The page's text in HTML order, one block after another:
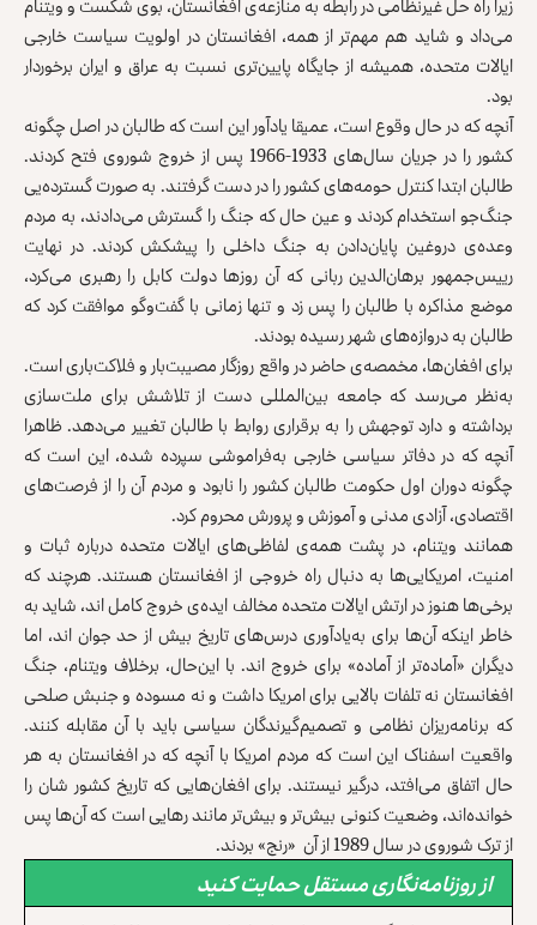
می‌داد و شاید هم مهم‌تر از همه، افغانستان در اولویت سیاست خارجی
ایالات متحده، همیشه از جایگاه پایین‌تری نسبت به عراق و ایران برخوردار
بود.
آنچه که در حال وقوع است، عمیقا یادآور این است که طالبان در اصل چگونه
کشور را در جریان سال‌های 1933-1966 پس از خروج شوروی فتح کردند.
طالبان ابتدا کنترل حومه‌های کشور را در دست گرفتند. به صورت گسترده‌یی
جنگ‌جو استخدام کردند و عین حال که جنگ را گسترش می‌دادند، به مردم
وعده‌ی دروغین پایان‌دادن به جنگ داخلی را پیشکش کردند. در نهایت
رییس‌جمهور برهان‌الدین ربانی که آن روزها دولت کابل را رهبری می‌کرد،
موضع مذاکره با طالبان را پس زد و تنها زمانی با گفت‌وگو موافقت کرد که
طالبان به دروازه‌های شهر رسیده بودند.
برای افغان‌ها، مخمصه‌ی حاضر در واقع روزگار مصیبت‌بار و فلاکت‌باری است.
به‌نظر می‌رسد که جامعه بین‌المللی دست از تلاشش برای ملت‌سازی
برداشته و دارد توجهش را به برقراری روابط با طالبان تغییر می‌دهد. ظاهرا
آنچه که در دفاتر سیاسی خارجی به‌فراموشی سپرده شده، این است که
چگونه دوران اول حکومت طالبان کشور را نابود و مردم آن را از فرصت‌های
اقتصادی، آزادی مدنی و آموزش و پرورش محروم کرد.
همانند ویتنام، در پشت همه‌ی لفاظی‌های ایالات متحده درباره ثبات و
امنیت، امریکایی‌ها به دنبال راه خروجی از افغانستان هستند. هرچند که
برخی‌ها هنوز در ارتش ایالات متحده مخالف ایده‌ی خروج کامل اند، شاید به
خاطر اینکه آن‌ها برای به‌یادآوری درس‌های تاریخ بیش از حد جوان اند، اما
دیگران «آماده‌تر از آماده» برای خروج اند. با این‌حال، برخلاف ویتنام، جنگ
افغانستان نه تلفات بالایی برای امریکا داشت و نه مسوده و جنبش‌ صلحی
که برنامه‌ریزان نظامی و تصمیم‌گیرندگان سیاسی باید با آن مقابله کنند.
واقعیت اسفناک این است که مردم امریکا با آنچه که در افغانستان به هر
حال اتفاق می‌افتد، درگیر نیستند. برای افغان‌هایی که تاریخ کشور شان را
خوانده‌اند، وضعیت کنونی بیش‌تر و بیش‌تر مانند رهایی است که آن‌ها پس
از ترک شوروی در سال 1989 از آن «رنج» بردند.
از روزنامه‌نگاری مستقل حمایت کنید